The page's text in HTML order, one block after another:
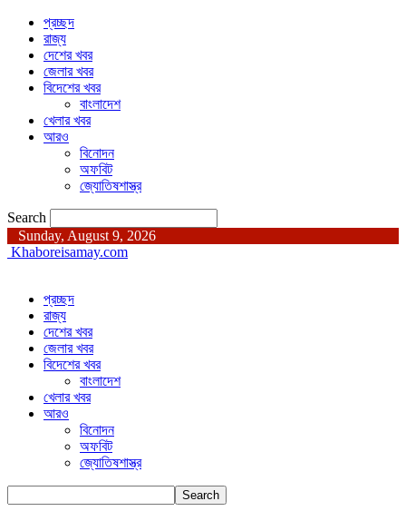
প্রচ্ছদ
রাজ্য
দেশের খবর
জেলার খবর
বিদেশের খবর
বাংলাদেশ
খেলার খবর
আরও
বিনোদন
অফবিট
জ্যোতিষশাস্ত্র
Search
Sunday, August 9, 2026
Khaboreisamay.com
প্রচ্ছদ
রাজ্য
দেশের খবর
জেলার খবর
বিদেশের খবর
বাংলাদেশ
খেলার খবর
আরও
বিনোদন
অফবিট
জ্যোতিষশাস্ত্র